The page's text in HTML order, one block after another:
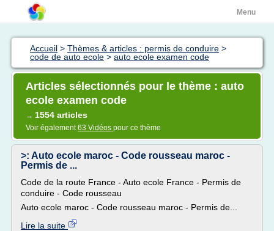
Menu
Accueil > Thèmes & articles : permis de conduire >
code de auto ecole > auto ecole examen code
Articles sélectionnés pour le thème : auto
ecole examen code
→ 1554 articles
Voir également63 Vidéos pour ce thème
>: Auto ecole maroc - Code rousseau maroc -
Permis de ...
Code de la route France - Auto ecole France - Permis de
conduire - Code rousseau
Auto ecole maroc - Code rousseau maroc - Permis de...
Lire la suite